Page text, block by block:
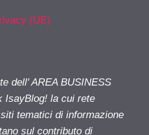
(UE)
dell' AREA BUSINESS
IsayBlog! la cui rete
tematici di informazione
sul contributo di